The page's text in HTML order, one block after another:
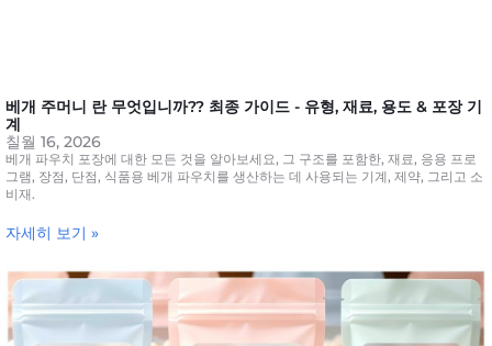
베개 주머니 란 무엇입니까?? 최종 가이드 - 유형, 재료, 용도 & 포장 기
계
칠월 16, 2026
베개 파우치 포장에 대한 모든 것을 알아보세요, 그 구조를 포함한, 재료, 응용 프로
그램, 장점, 단점, 식품용 베개 파우치를 생산하는 데 사용되는 기계, 제약, 그리고 소
비재.
자세히 보기 »